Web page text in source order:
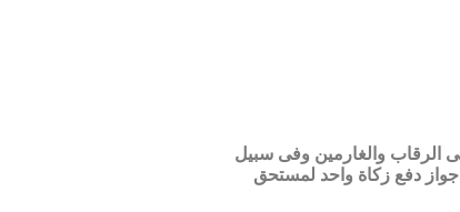
الرقاب والغارمين وفى سبيل
جواز دفع زكاة واحد لمستحق